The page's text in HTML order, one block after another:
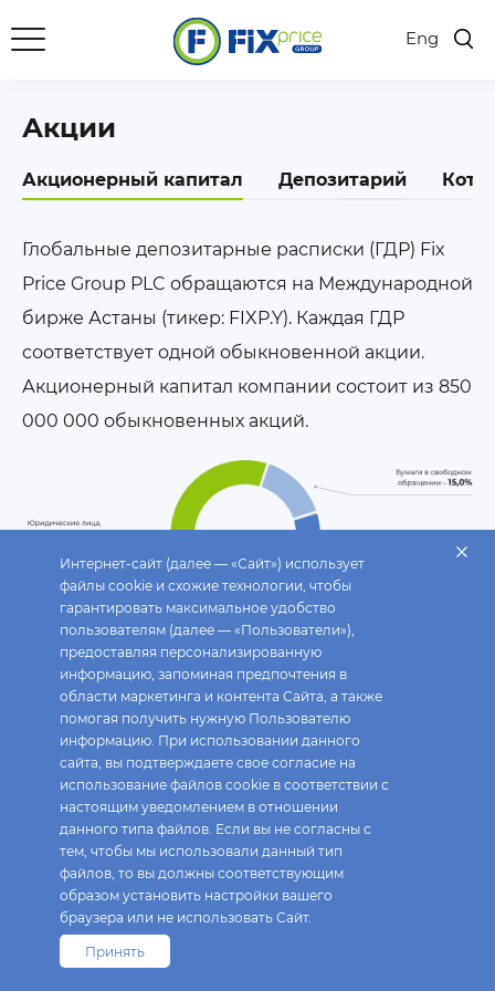
Eng
Акции
Акционерный капитал Депозитарий
Глобальные депозитарные расписки (ГДР) Fix
Price Group PLC обращаются на Международной
бирже Астаны (тикер: FIXP.Y). Каждая ГДР
соответствует одной обыкновенной акции.
Акционерный капитал компании состоит из 850
000 000 обыкновенных акций.
Структура акционерного капитала на 30.06.2026
Интернет-сайт (далее — «Сайт») использует
файлы cookie и схожие технологии, чтобы
гарантировать максимальное удобство
пользователям (далее — «Пользователи»),
предоставляя персонализированную
информацию, запоминая предпочтения в
области маркетинга и контента Сайта, а также
помогая получить нужную Пользователю
информацию. При использовании данного
сайта, вы подтверждаете свое согласие на
использование файлов cookie в соответствии с
настоящим уведомлением в отношении
данного типа файлов. Если вы не согласны с
тем, чтобы мы использовали данный тип
файлов, то вы должны соответствующим
образом установить настройки вашего
браузера или не использовать Сайт.
Принять
Fix Price © 2026. Все права защищены.